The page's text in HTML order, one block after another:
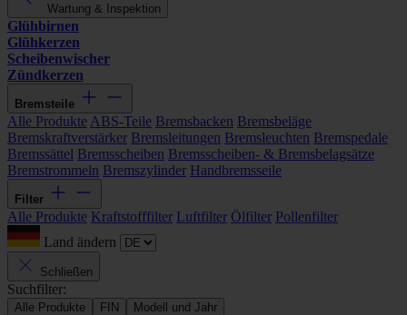
Wartung & Inspektion
Glühbirnen
Glühkerzen
Scheibenwischer
Zündkerzen
Bremsteile
Alle Produkte ABS-Teile Bremsbacken Bremsbeläge
Bremskraftverstärker Bremsleitungen Bremsleuchten Bremspedale
Bremssättel Bremsscheiben Bremsscheiben- & Bremsbelagsätze
Bremstrommeln Bremszylinder Handbremsseile
Filter
Alle Produkte Kraftstofffilter Luftfilter Ölfilter Pollenfilter
Land ändern
Schließen
Suchfilter:
Alle Produkte FIN
Modell und Jahr